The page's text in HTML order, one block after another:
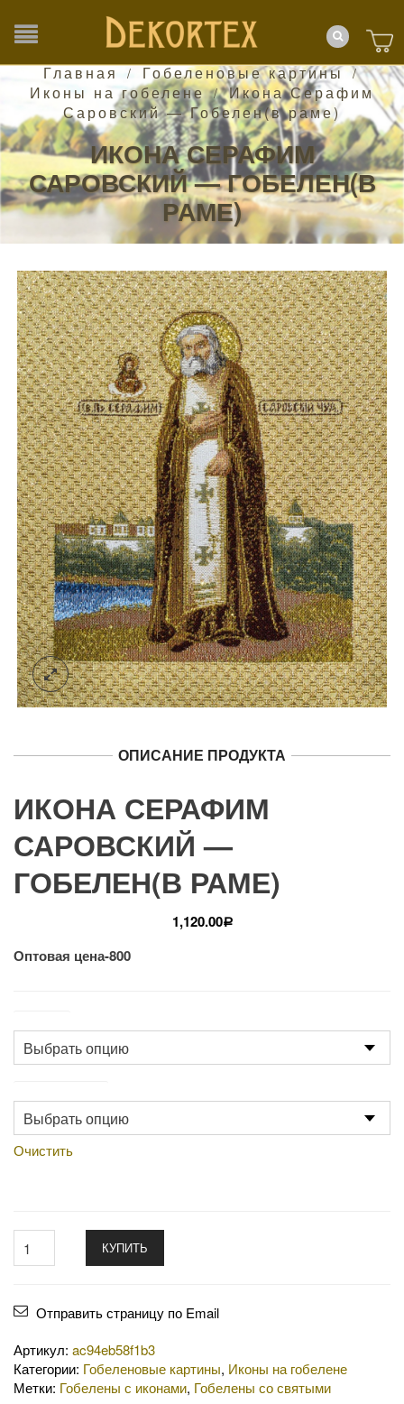
Главная / Гобеленовые картины /
Иконы на гобелене /Икона Серафим
Саровский — Гобелен(в раме)
ИКОНА СЕРАФИМ
САРОВСКИЙ — ГОБЕЛЕН(В
РАМЕ)
ОПИСАНИЕ ПРОДУКТА
ИКОНА СЕРАФИМ
САРОВСКИЙ —
ГОБЕЛЕН(В РАМЕ)
1,120.00Р
Оптовая цена-800
Очистить
КУПИТЬ
Отправить страницу по Email
Артикул: ac94eb58f1b3
Категории: Гобеленовые картины, Иконы на гобелене
Метки: Гобелены с иконами, Гобелены со святыми